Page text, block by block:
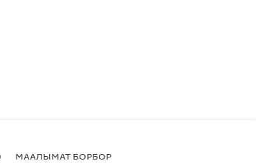
МААЛЫМАТ БОРБОР